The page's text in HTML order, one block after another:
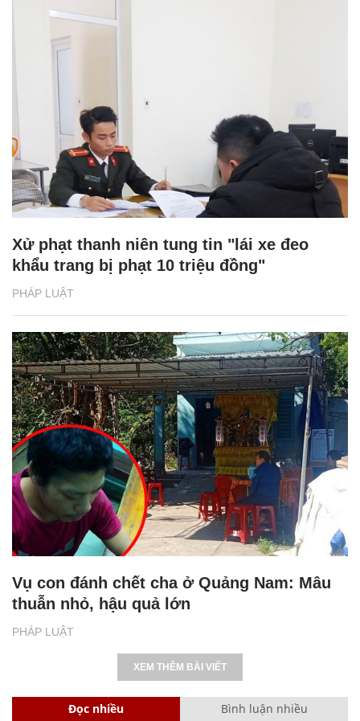
PHÁP LUẬT
Xử phạt thanh niên tung tin "lái xe đeo
khẩu trang bị phạt 10 triệu đồng"
PHÁP LUẬT
Vụ con đánh chết cha ở Quảng Nam: Mâu
thuẫn nhỏ, hậu quả lớn
XEM THÊM BÀI VIẾT
Đọc nhiều Bình luận nhiều